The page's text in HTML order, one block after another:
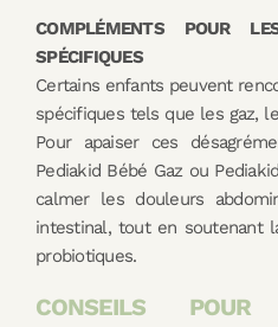
COMPLÉMENTS POUR
SPÉCIFIQUES
Certains enfants peuvent
spécifiques tels que les gaz,
Pour apaiser ces
Pediakid Bébé Gaz ou
calmer les douleurs
intestinal, tout en soutenant
probiotiques.
CONSEILS